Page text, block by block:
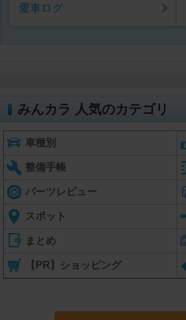
愛車ログ
みんカラ 人気のカテゴリ
車種別
整備手帳
パーツレビュー
スポット
まとめ
【PR】ショッピング